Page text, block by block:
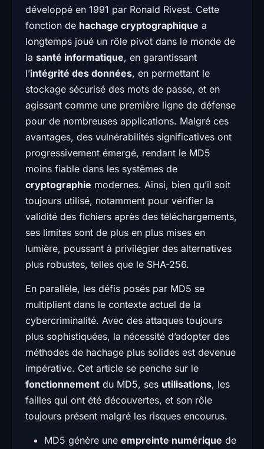
développé en 1991 par Ronald Rivest. Cette
fonction de hachage cryptographique a
longtemps joué un rôle pivot dans le monde de
la santé informatique, en garantissant
l’intégrité des données, en permettant le
stockage sécurisé des mots de passe, et en
agissant comme une première ligne de défense
pour de nombreuses applications. Malgré ces
avantages, des vulnérabilités significatives ont
progressivement émergé, rendant le MD5
moins fiable dans les systèmes de
cryptographie modernes. Ainsi, bien qu’il soit
toujours utilisé, notamment pour vérifier la
validité des fichiers après des téléchargements,
ses limites sont de plus en plus mises en
lumière, poussant à privilégier des alternatives
plus robustes, telles que le SHA-256.
En parallèle, les défis posés par MD5 se
multiplient dans le contexte actuel de la
cybercriminalité. Avec des attaques toujours
plus sophistiquées, la nécessité d’adopter des
méthodes de hachage plus solides est devenue
impérative. Cet article se penche sur le
fonctionnement du MD5, ses utilisations, les
failles qui ont été découvertes, et son rôle
toujours présent malgré les risques encourus.
MD5 génère une empreinte numérique de